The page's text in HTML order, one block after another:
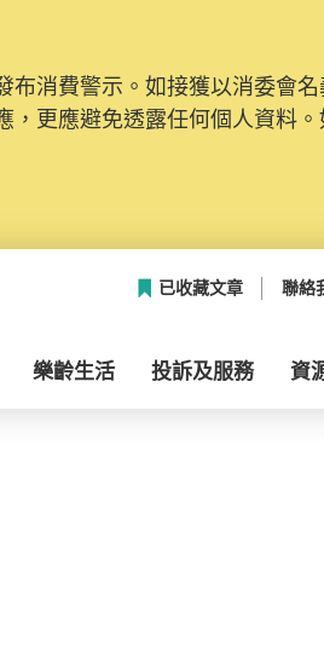
消費警示。如接獲以消委會
更應避免透露任何個人資料
已收藏文章 聯絡
樂齡生活 投訴及服務 資